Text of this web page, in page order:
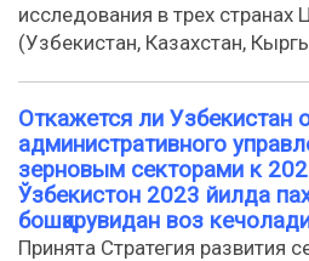
исследования в трех странах
(Узбекистан, Казахстан,
Откажется ли Узбекистан
административного
зерновым секторами к
Ўзбекистон 2023 йилда
бошқарувидан воз
Принята Стратегия развития